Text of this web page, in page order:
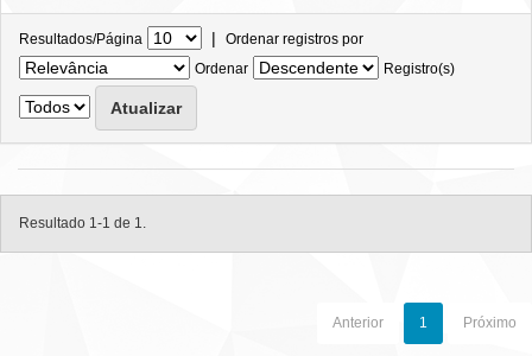
Resultados/Página | Ordenar registros por
Ordenar
Registro(s)
Resultado 1-1 de 1.
Anterior 1 Próximo